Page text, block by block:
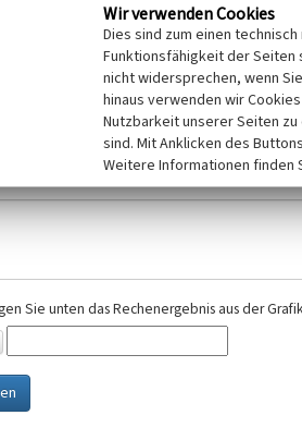
Angabe Ihres Namens und Ihrer E-Mail-
entsprechend der Vorschriften des
(EU-DSGVO) vertraulich behandelt,
Sie unten das Rechenergebnis aus der
Wir verwenden Cookies
Dies sind zum einen
Funktionsfähigkeit der Seiten
nicht widersprechen, wenn
hinaus verwenden wir
Nutzbarkeit unserer Seiten
sind. Mit Anklicken des
Weitere Informationen finden